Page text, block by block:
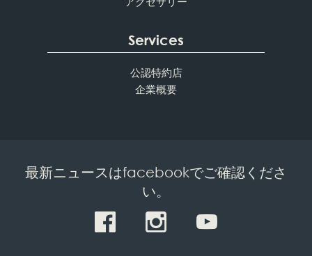
Services
公認特約店
企業概要
最新ニュースはfacebookでご確認くださ
い。